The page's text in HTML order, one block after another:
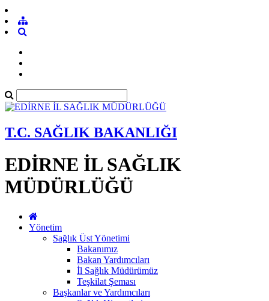
T.C. SAĞLIK BAKANLIĞI
EDİRNE İL SAĞLIK
MÜDÜRLÜĞÜ
Yönetim
Sağlık Üst Yönetimi
Bakanımız
Bakan Yardımcıları
İl Sağlık Müdürümüz
Teşkilat Şeması
Başkanlar ve Yardımcıları